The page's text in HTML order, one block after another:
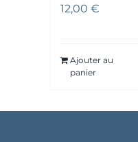
12,00 €
Ajouter au
panier